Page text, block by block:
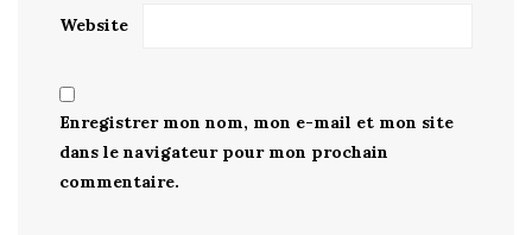
Website
Enregistrer mon nom, mon e-mail et mon site
dans le navigateur pour mon prochain
commentaire.